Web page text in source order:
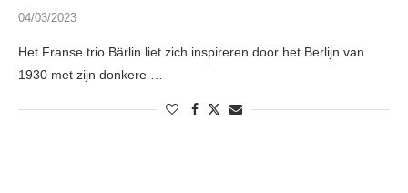
04/03/2023
Het Franse trio Bärlin liet zich inspireren door het Berlijn van
1930 met zijn donkere …